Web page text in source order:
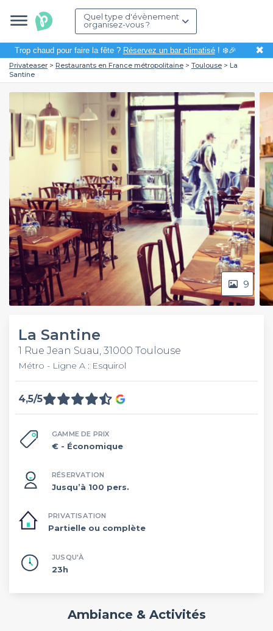
Quel type d'évènement
organisez-vous ?
Trop chaud pour faire la fête ? Réservez un bar climatisé! ❄️🎉 ✖
Privateaser Restaurants en France métropolitaine Toulouse
La
Santine
9
La Santine
1 Rue Jean Suau, 31000 Toulouse
Métro - Ligne A : Esquirol
4,5/5
GAMME DE PRIX
€ - Économique
RÉSERVATION
Jusqu’à 100 pers.
PRIVATISATION
Partielle ou complète
JUSQU'À
23h
Ambiance & Activités